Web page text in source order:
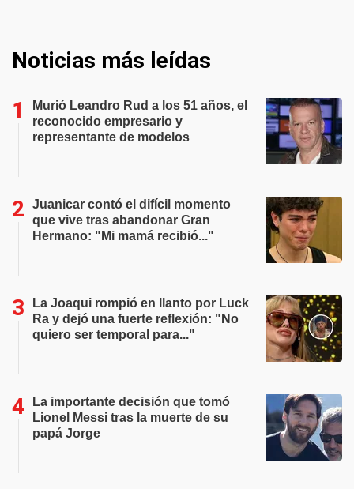
Noticias más leídas
Murió Leandro Rud a los 51 años, el
reconocido empresario y
representante de modelos
Juanicar contó el difícil momento
que vive tras abandonar Gran
Hermano: "Mi mamá recibió..."
La Joaqui rompió en llanto por Luck
Ra y dejó una fuerte reflexión: "No
quiero ser temporal para..."
La importante decisión que tomó
Lionel Messi tras la muerte de su
papá Jorge